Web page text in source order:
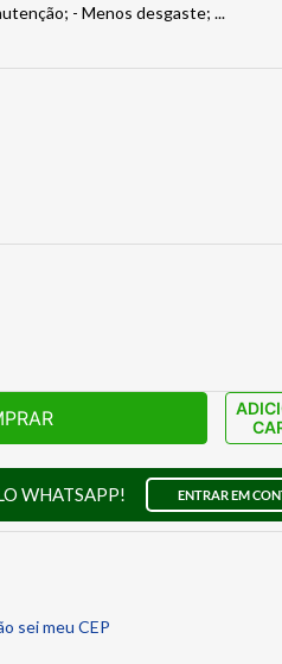
- Menos desgaste; ...
WHATSAPP! ENTRAR EM
sei meu CEP